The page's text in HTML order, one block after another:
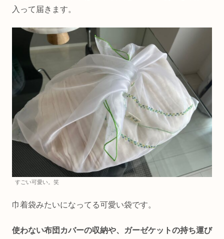
入って届きます。
すごい可愛い。笑
巾着袋みたいになってる可愛い袋です。
使わない布団カバーの収納や、ガーゼケットの持ち運び